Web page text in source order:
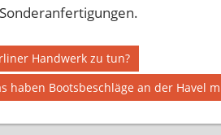
Handwerk zu tun?
haben Bootsbeschläge an der Havel